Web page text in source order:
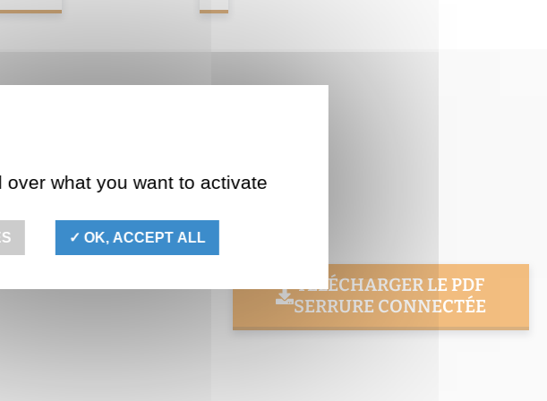
TÉLÉCHARGER LE PDF
SERRURE CONNECTÉE
what you want to activate
OK, ACCEPT ALL